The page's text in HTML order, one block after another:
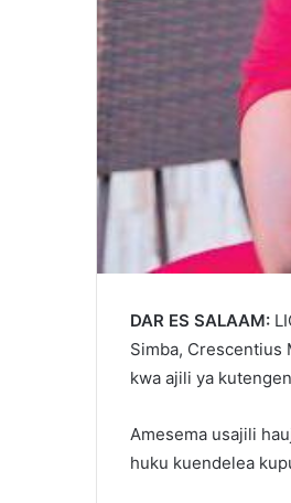
DAR ES SALAAM:
Simba, Crescentius
kwa ajili ya
Amesema usajili
huku kuendelea